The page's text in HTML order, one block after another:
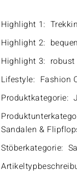
Highlight 1:
Highlight 2:
Highlight 3: robust
Lifestyle: Fashion
Produktkategorie:
Sandalen &
Stöberkategorie: